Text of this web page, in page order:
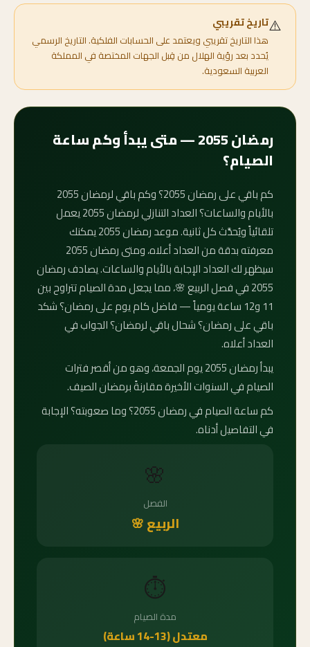
⚠️تاريخ تقريبي
هذا التاريخ تقريبي ويعتمد على الحسابات الفلكية. التاريخ الرسمي
يُحدد بعد رؤية الهلال من قِبل الجهات المختصة في المملكة
العربية السعودية.
رمضان 2055 — متى يبدأ وكم ساعة
الصيام؟
كم باقي على رمضان 2055؟ وكم باقي لرمضان 2055
بالأيام والساعات؟ العداد التنازلي لرمضان 2055 يعمل
تلقائياً ويُحدَّث كل ثانية. موعد رمضان 2055 يمكنك
معرفته بدقة من العداد أعلاه، ومتى رمضان 2055
سيظهر لك العداد الإجابة بالأيام والساعات. يصادف رمضان
2055 في فصل الربيع 🌸، مما يجعل مدة الصيام تتراوح بين
11 و12 ساعة يومياً — فاضل كام يوم على رمضان؟ شكد
باقي على رمضان؟ شحال باقي لرمضان؟ الجواب في
العداد أعلاه.
يبدأ رمضان 2055 يوم الجمعة، وهو من أقصر فترات
الصيام في السنوات الأخيرة مقارنةً برمضان الصيف.
كم ساعة الصيام في رمضان 2055؟ وما صعوبته؟ الإجابة
في التفاصيل أدناه.
🌸
الفصل
الربيع 🌸
⏱️
مدة الصيام
معتدل (13-14 ساعة)